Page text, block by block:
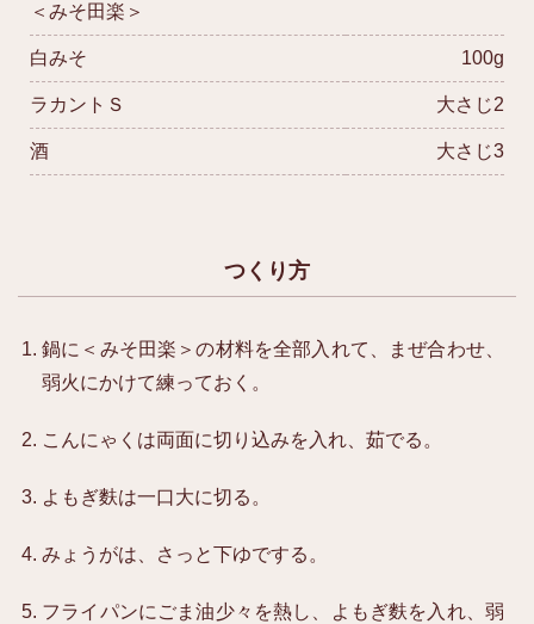
＜みそ田楽＞
白みそ 100g
ラカントＳ 大さじ2
酒 大さじ3
つくり方
鍋に＜みそ田楽＞の材料を全部入れて、まぜ合わせ、
弱火にかけて練っておく。
こんにゃくは両面に切り込みを入れ、茹でる。
よもぎ麩は一口大に切る。
みょうがは、さっと下ゆでする。
フライパンにごま油少々を熱し、よもぎ麩を入れ、弱